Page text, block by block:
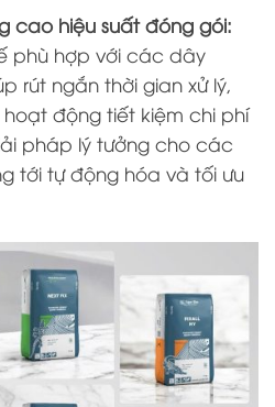
cao hiệu suất đóng gói:
phù hợp với các dây
rút ngắn thời gian xử lý,
động tiết kiệm chi phí
pháp lý tưởng cho các
tới tự động hóa và tối ưu